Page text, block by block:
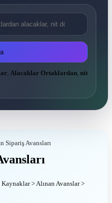
, Alacaklar Ortaklardan, nit
Sipariş Avansları
> Alınan Avanslar >